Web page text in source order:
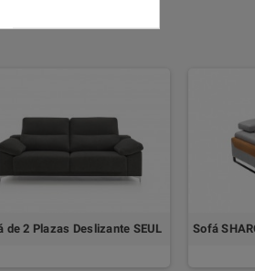
de 2 Plazas Deslizante SEUL